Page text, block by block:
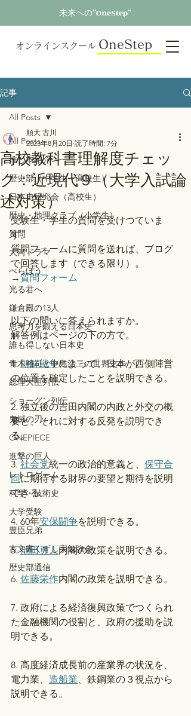
未来への”OneStep”
オンラインスクール OneStep
記事
All Posts
推し本紹介
歴史部（中学生～高校生）
日本史研究会（高校生）
歴史・地理クラブ（小学生）
質問
大河ドラマ
べらぼう
光る君へ
鎌倉殿の13人
思考力を鍛える日本史
誰も得しない日本史
青木裕司と中島浩二の世界史ch
総理大臣列伝
ショーグン列伝
鬼滅の刃
ONEPIECE
進撃の巨人
レトロゲーム
科学・技術史
大学受験
豊臣兄弟
古文書くずし字勉強会
歴史部通信
All Posts
高校教科書理解度チェッ
ク：近現代９（大学入試論
述対策）
順大 古川
2023年8月20日 読了時間: 7分
受験生・学生の質問を受けつていま
す。
質問フォームに質問を送れば、ブログ
で回答します（できる限り）。
→ 質問フォーム
以下の問いに答えられますか。
解答例はページの下の方で。
1. 朝鮮戦争によって、日本が西側陣営
の位置を確定したことを説明できる。
2. 独立後の吉田内閣の内政と外交の概
要と、それに対する反発を説明でき
る。
3. 社会党統一の政治的意義と、 保守合
同に期待する財界の要望と期待を説明
できる。
4. 60年安保闘争を説明できる。
5. 池田勇人内閣の政策を説明できる。
6. 佐藤栄作内閣の政策を説明できる。
7. 政府による経済復興政策でつくられ
た金融機関の役割と、政府の援助を説
明できる。
8. 高度経済成長前の産業界の状況を、
電力業、 造船業、鉄鋼業の３視点から
説明できる。